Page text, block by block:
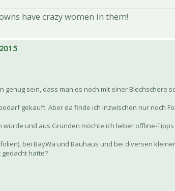
have crazy women in them!
genug sein, dass man es noch mit einer Blechschere
gekauft. Aber da finde ich inzwischen nur noch
und aus Gründen möchte ich lieber offline-
bei BayWa und Bauhaus und bei diversen
hatte?